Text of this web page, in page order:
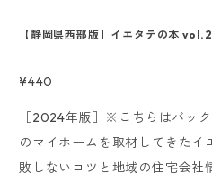
【静岡県西部版】イエタテの本
¥440
［2024年版］※こちらはバッ
のマイホームを取材してきた
敗しないコツと地域の住宅会社